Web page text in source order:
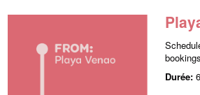
Durée: